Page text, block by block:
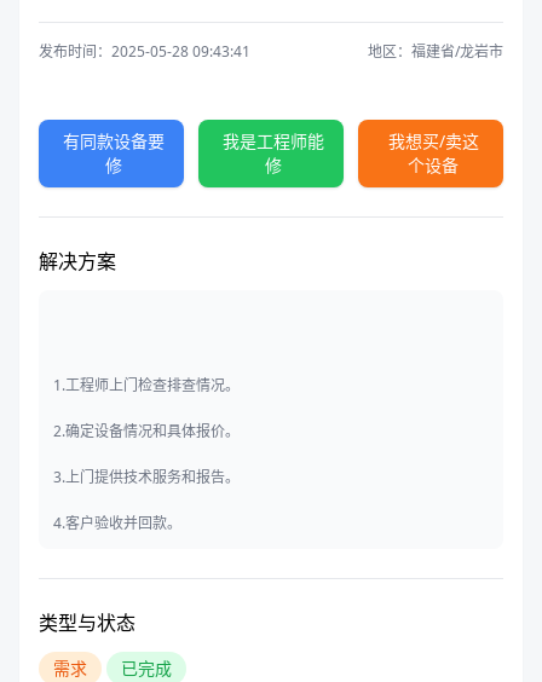
发布时间：2025-05-28 09:43:41 地区：福建省/龙岩市
有同款设备要
修
我是工程师能
修
我想买/卖这
个设备
解决方案
1.工程师上门检查排查情况。
2.确定设备情况和具体报价。
3.上门提供技术服务和报告。
4.客户验收并回款。
类型与状态
需求 已完成